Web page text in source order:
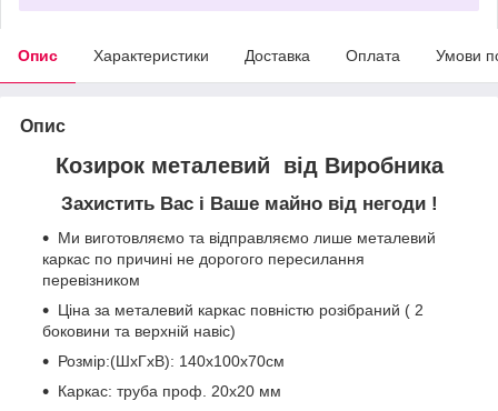
Опис Характеристики Доставка Оплата Умови
Опис
Козирок металевий від Виробника
Захистить Вас і Ваше майно від негоди !
Ми виготовляємо та відправляємо лише металевий
каркас по причині не дорогого пересилання
перевізником
Ціна за металевий каркас повністю розібраний ( 2
боковини та верхній навіс)
Розмір:(ШхГхВ): 140х100х70см
Каркас: труба проф. 20х20 мм